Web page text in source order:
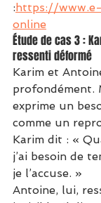
: https://
online
Étude de cas 3 :
ressenti déformé
Karim et
profondément.
exprime un
comme un
Karim dit : «
j’ai besoin de
je l’accuse. »
Antoine, lui,